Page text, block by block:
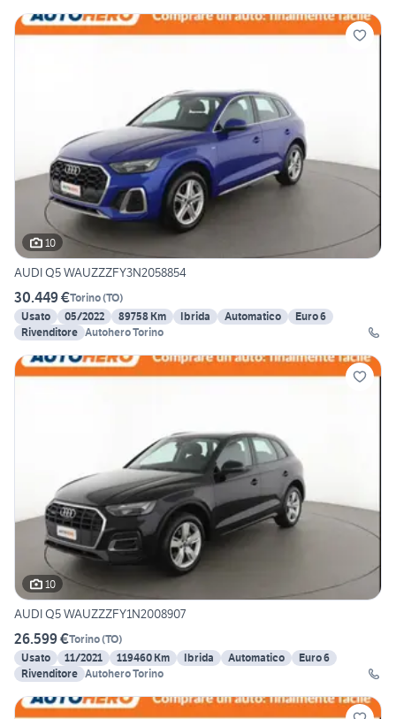
10
AUDI Q5 WAUZZZFY3N2058854
30.449 €Torino(TO)
Usato
05/2022 89758 Km Ibrida Automatico
Euro 6
Rivenditore Autohero Torino
10
AUDI Q5 WAUZZZFY1N2008907
26.599 €Torino(TO)
Usato
11/2021 119460 Km Ibrida Automatico
Euro 6
Rivenditore Autohero Torino